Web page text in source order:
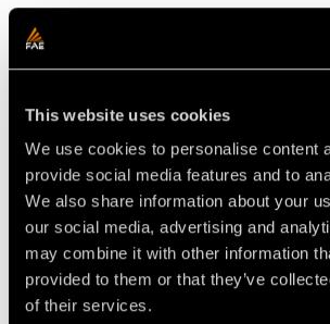
This website uses cookies
We use cookies to personalise content
provide social media features and to
We also share information about your
our social media, advertising and
may combine it with other information
provided to them or that they’ve
of their services.
PROFONDEUR MAX. DE TRAVAIL
compactes RPM/SSL
Comment choisir une
d'asphalte FAE pour
compacte ?